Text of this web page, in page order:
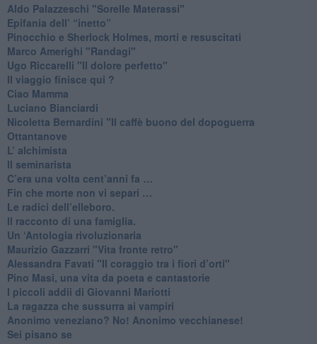
​Aldo Palazzeschi "Sorelle Materassi"
​Epifania dell’ “inetto”
Pinocchio e Sherlock Holmes, morti e resuscitati
​Marco Amerighi "Randagi"
Ugo Riccarelli "Il dolore perfetto"
​Il viaggio finisce qui ?
​Ciao Mamma
​Luciano Bianciardi
​Nicoletta Bernardini "Il caffè buono del dopoguerra
​Ottantanove
​L’ alchimista
Il seminarista
​C’era una volta cent’anni fa …
​Fin che morte non vi separi …
​Le radici dell’elleboro.
​Il racconto di una famiglia.
Un ‘Antologia rivoluzionaria
​Maurizio Gazzarri "Vita fronte retro"
​Alessandra Favati "Il coraggio tra i fiori d’orti"
​Pino Masi, una vita da poeta e cantastorie
​I piccoli addii di Giovanni Mariotti
​La ragazza che sussurra ai vampiri
​Anonimo veneziano? No! Anonimo vecchianese!
​Sei pisano se